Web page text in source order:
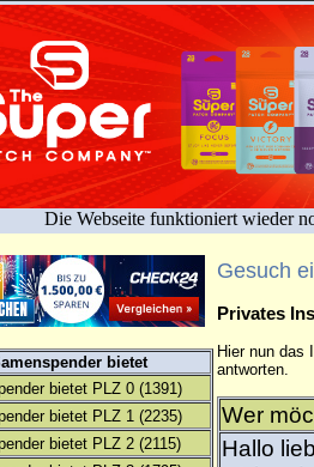
Die Webseite funktioniert wieder
bietet
bietet PLZ 0 (1391)
bietet PLZ 1 (2235)
bietet PLZ 2 (2115)
Gesuch
Privates
Hier nun das
antworten.
Wer
Hallo